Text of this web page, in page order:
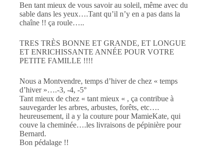
Ben tant mieux de vous savoir au soleil, même avec du
sable dans les yeux….Tant qu’il n’y en a pas dans la
chaîne !! ça roule…..
TRES TRÈS BONNE ET GRANDE, ET LONGUE
ET ENRICHISSANTE ANNÉE POUR VOTRE
PETITE FAMILLE !!!!
Nous a Montvendre, temps d’hiver de chez « temps
d’hiver »….-3, -4, -5°
Tant mieux de chez « tant mieux « , ça contribue à
sauvegarder les arbres, arbustes, forêts, etc….
heureusement, il a y la couture pour MamieKate, qui
couve la cheminée….les livraisons de pépinière pour
Bernard.
Bon pédalage !!